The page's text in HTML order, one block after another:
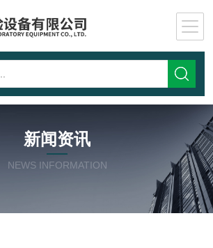
新闻资讯
NEWS INFORMATION